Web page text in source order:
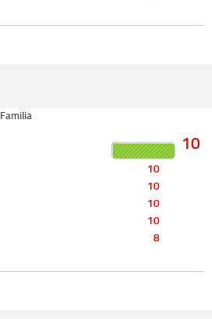
Familia
10
10
10
10
10
8